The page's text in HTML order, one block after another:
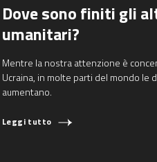
Dove sono finiti gli
umanitari?
Mentre la nostra attenzione è
Ucraina, in molte parti del mondo le
aumentano.
Leggi tutto